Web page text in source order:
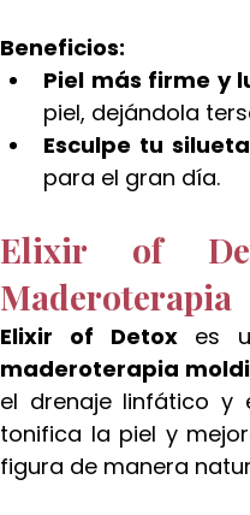
Beneficios:
Piel más firme y
piel, dejándola
Esculpe tu silueta
para el gran día.
Elixir of
Maderoterapia
Elixir of Detox
maderoterapia
el drenaje linfático y
tonifica la piel y
figura de manera